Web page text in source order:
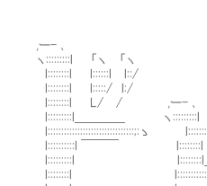
,ー- ､ ,,..y､,,＿___ .__
ヽ:::::::::l 「ヽ 「ヽ / |
l::::::::l l::::::l l::/ ヽ.t,'.ｌヽ
l::::::::l l:::::/ l:/ ,ﾉ
l::::::::l L/ / ,ー- ､ ,/,/
l:::::::::l＿＿＿＿ ヽ
l::::::::::::::::::::::::::::::::;:
l::::::::::l ￣￣￣ l::::::::l
l:::::::::l l::::::::l＿＿＿
l::::::::l